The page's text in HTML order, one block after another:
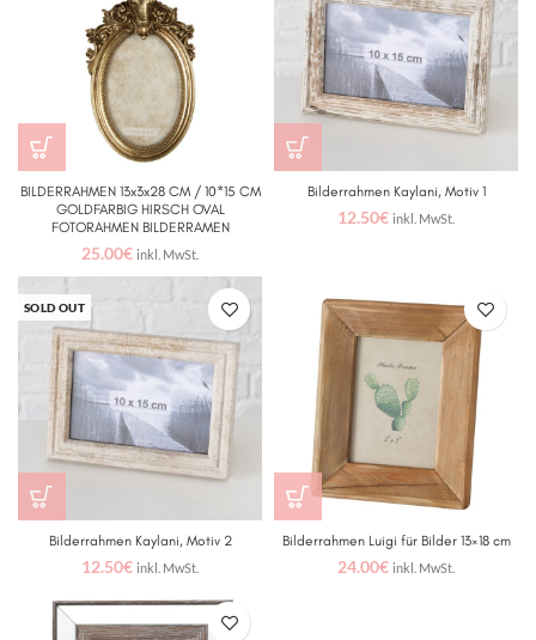
BILDERRAHMEN 13x3x28 CM / 10*15 CM
GOLDFARBIG HIRSCH OVAL
FOTORAHMEN BILDERRAMEN
25.00€ inkl. MwSt.
Bilderrahmen Kaylani, Motiv 1
12.50€ inkl. MwSt.
SOLD OUT
Bilderrahmen Kaylani, Motiv 2
12.50€ inkl. MwSt.
Bilderrahmen Luigi für Bilder 13×18 cm
24.00€ inkl. MwSt.